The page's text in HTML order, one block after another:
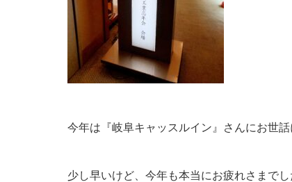
今年は『岐阜キャッスルイン』さんにお世話
少し早いけど、今年も本当にお疲れさまでし